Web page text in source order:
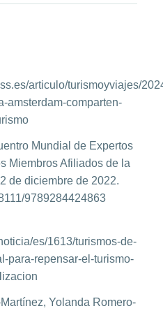
articulo/turismoyviajes/
amsterdam-comparten-
Mundial de Expertos
Miembros Afiliados de la
de diciembre de 2022.
9789284424863
es/1613/turismos-de-
para-repensar-el-turismo-
Yolanda Romero-